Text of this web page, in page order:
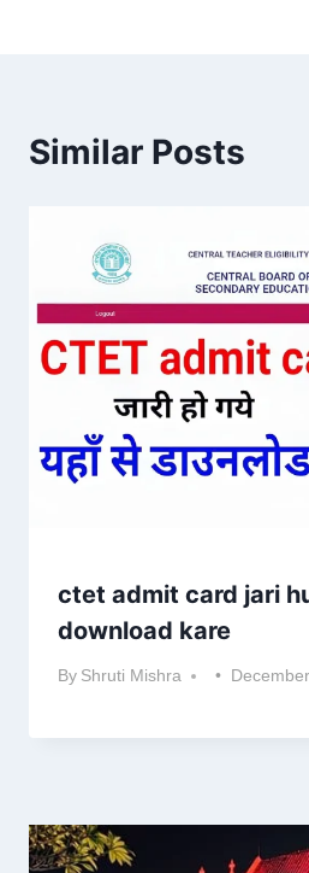
Similar Posts
ctet admit card jari
download kare
By Shruti Mishra